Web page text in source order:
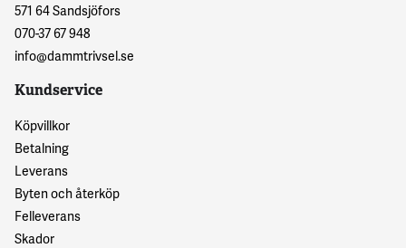
571 64 Sandsjöfors
070-37 67 948
info@dammtrivsel.se
Kundservice
Köpvillkor
Betalning
Leverans
Byten och återköp
Felleverans
Skador